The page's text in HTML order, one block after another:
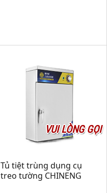
VUI LÒNG GỌI
Tủ tiệt trùng dụng cụ
treo tường CHINENG